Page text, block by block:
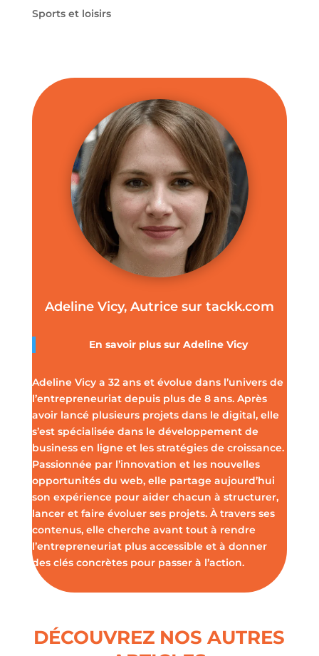
Sports et loisirs
Adeline Vicy, Autrice sur tackk.com
En savoir plus sur Adeline Vicy
Adeline Vicy a 32 ans et évolue dans l’univers de
l’entrepreneuriat depuis plus de 8 ans. Après
avoir lancé plusieurs projets dans le digital, elle
s’est spécialisée dans le développement de
business en ligne et les stratégies de croissance.
Passionnée par l’innovation et les nouvelles
opportunités du web, elle partage aujourd’hui
son expérience pour aider chacun à structurer,
lancer et faire évoluer ses projets. À travers ses
contenus, elle cherche avant tout à rendre
l’entrepreneuriat plus accessible et à donner
des clés concrètes pour passer à l’action.
DÉCOUVREZ NOS AUTRES